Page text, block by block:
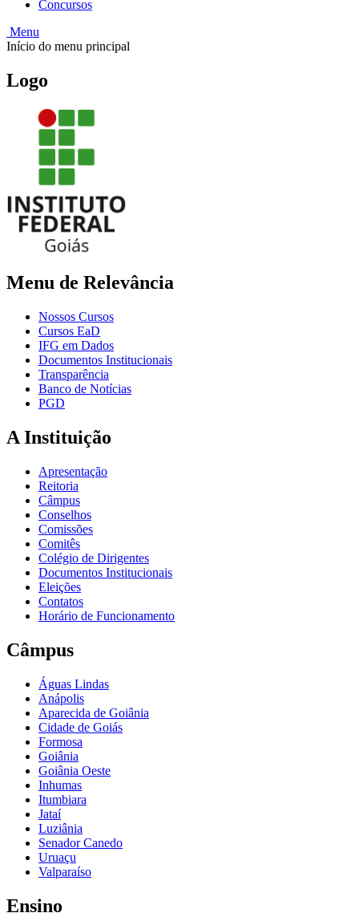
Concursos
Menu
Início do menu principal
Logo
Menu de Relevância
Nossos Cursos
Cursos EaD
IFG em Dados
Documentos Institucionais
Transparência
Banco de Notícias
PGD
A Instituição
Apresentação
Reitoria
Câmpus
Conselhos
Comissões
Comitês
Colégio de Dirigentes
Documentos Institucionais
Eleições
Contatos
Horário de Funcionamento
Câmpus
Águas Lindas
Anápolis
Aparecida de Goiânia
Cidade de Goiás
Formosa
Goiânia
Goiânia Oeste
Inhumas
Itumbiara
Jataí
Luziânia
Senador Canedo
Uruaçu
Valparaíso
Ensino